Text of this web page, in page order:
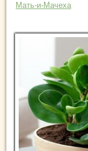
Мать-и-Мачеха